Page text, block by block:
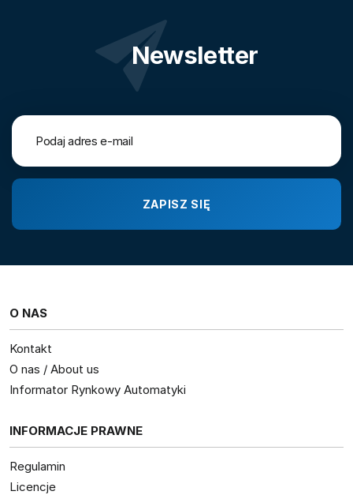
Newsletter
O NAS
Kontakt
O nas / About us
Informator Rynkowy Automatyki
INFORMACJE PRAWNE
Regulamin
Licencje